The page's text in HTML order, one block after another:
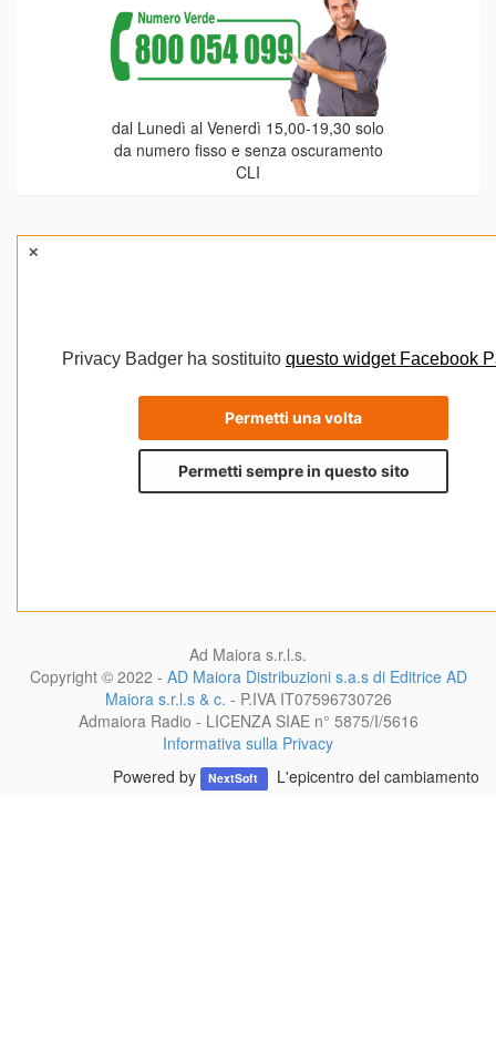
dal Lunedì al Venerdì 15,00-19,30 solo
da numero fisso e senza oscuramento
CLI
Ad Maiora s.r.l.s.
Copyright © 2022 - AD Maiora Distribuzioni s.a.s di Editrice AD
Maiora s.r.l.s & c. - P.IVA IT07596730726
Admaiora Radio - LICENZA SIAE n° 5875/I/5616
Informativa sulla Privacy
Powered by NextSoft L'epicentro del cambiamento